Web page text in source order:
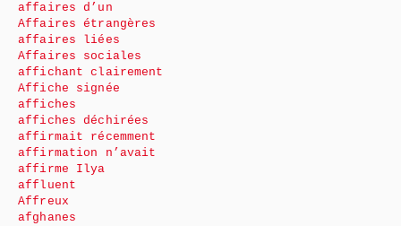
affaires d’un
Affaires étrangères
affaires liées
Affaires sociales
affichant clairement
Affiche signée
affiches
affiches déchirées
affirmait récemment
affirmation n’avait
affirme Ilya
affluent
Affreux
afghanes